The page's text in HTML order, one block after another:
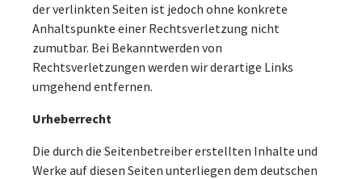
der verlinkten Seiten ist jedoch ohne konkrete
Anhaltspunkte einer Rechtsverletzung nicht
zumutbar. Bei Bekanntwerden von
Rechtsverletzungen werden wir derartige Links
umgehend entfernen.
Urheberrecht
Die durch die Seitenbetreiber erstellten Inhalte und
Werke auf diesen Seiten unterliegen dem deutschen